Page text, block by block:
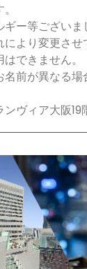
ー等ございま
より変更させ
できません。
前が異なる
ヴィア大阪19